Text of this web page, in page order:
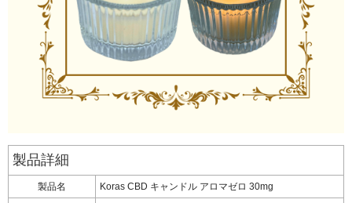
製品詳細
製品名 Koras CBD キャンドル アロマゼロ 30mg